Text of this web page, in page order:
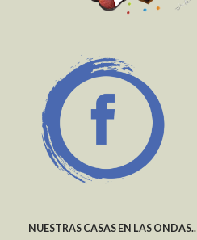
NUESTRAS CASAS EN LAS ONDAS..